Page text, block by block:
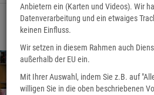
Anbietern ein (Karten und Videos). Wir
Datenverarbeitung und ein etwaiges
keinen Einfluss.
Wir setzen in diesem Rahmen auch
außerhalb der EU ein.
Mit Ihrer Auswahl, indem Sie z.B. auf
willigen Sie in die oben beschriebenen
Raumbuchung